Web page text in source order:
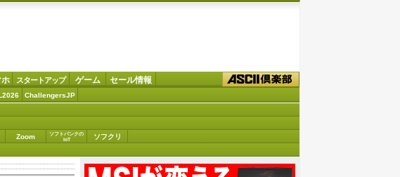
ホ スタートアップ ゲーム セール情報
ChallengersJP
Zoom
ソフトバンクの
IoT
ソフクリ